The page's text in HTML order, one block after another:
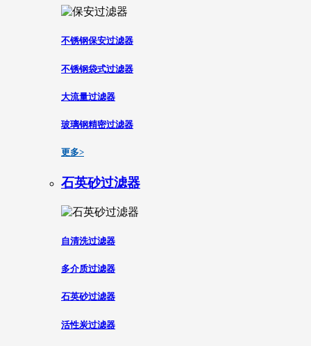
不锈钢保安过滤器
不锈钢袋式过滤器
大流量过滤器
玻璃钢精密过滤器
更多>
石英砂过滤器
自清洗过滤器
多介质过滤器
石英砂过滤器
活性炭过滤器